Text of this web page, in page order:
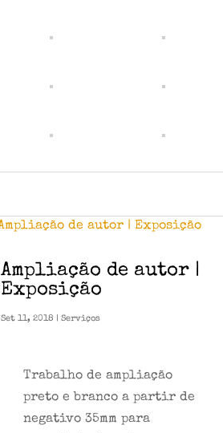
Ampliação de autor |
Exposição
Set 11, 2018 |Serviços
Trabalho de ampliação
preto e branco a partir de
negativo 35mm para